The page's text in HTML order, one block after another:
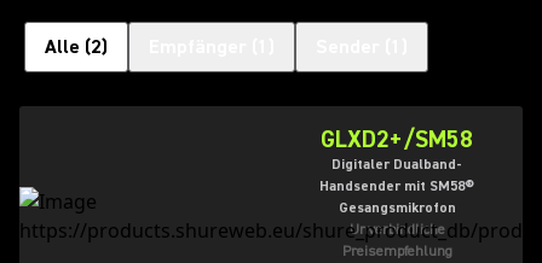
Alle (2)
GLXD2+/SM58
Digitaler Dualband-
Handsender mit SM58®
Gesangsmikrofon
Unverbindliche
Preisempfehlung